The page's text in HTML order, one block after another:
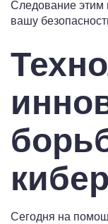
Следование этим
вашу
Сегодня на